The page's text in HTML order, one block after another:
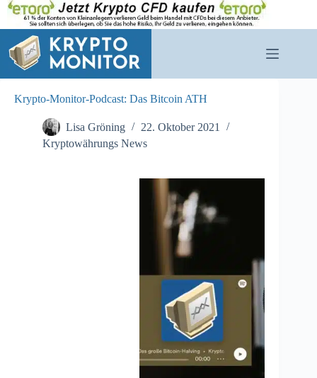
Zum
Inhalt
springen
Krypto-Monitor-Podcast: Das Bitcoin ATH
Lisa Gröning
22. Oktober 2021
Kryptowährungs News